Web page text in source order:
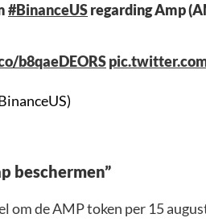
#BinanceUSregarding Amp
b8qaeDEORS
beschermen”
om de AMP token per 15